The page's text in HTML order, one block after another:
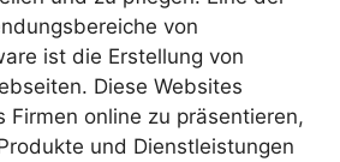
von
ist die Erstellung von
Diese Websites
Firmen online zu präsentieren,
und Dienstleistungen